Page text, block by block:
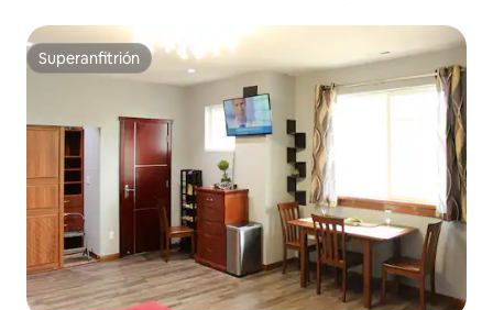
Superanfitrión
Superanfitrión